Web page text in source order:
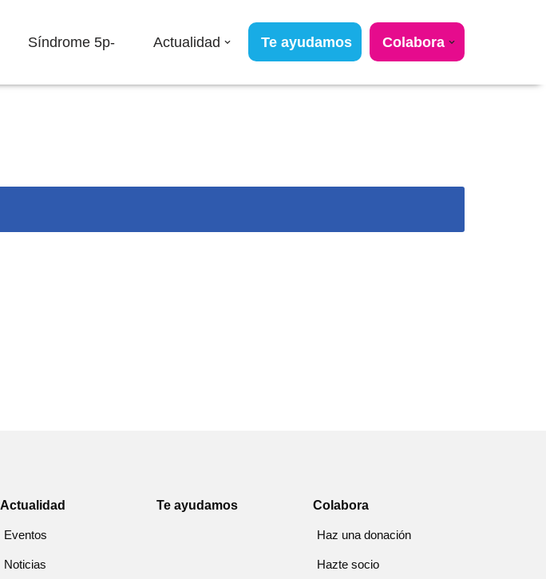
Síndrome 5p- Actualidad Te ayudamos Colabora
Actualidad
Eventos
Noticias
Te ayudamos Colabora
Haz una donación
Hazte socio